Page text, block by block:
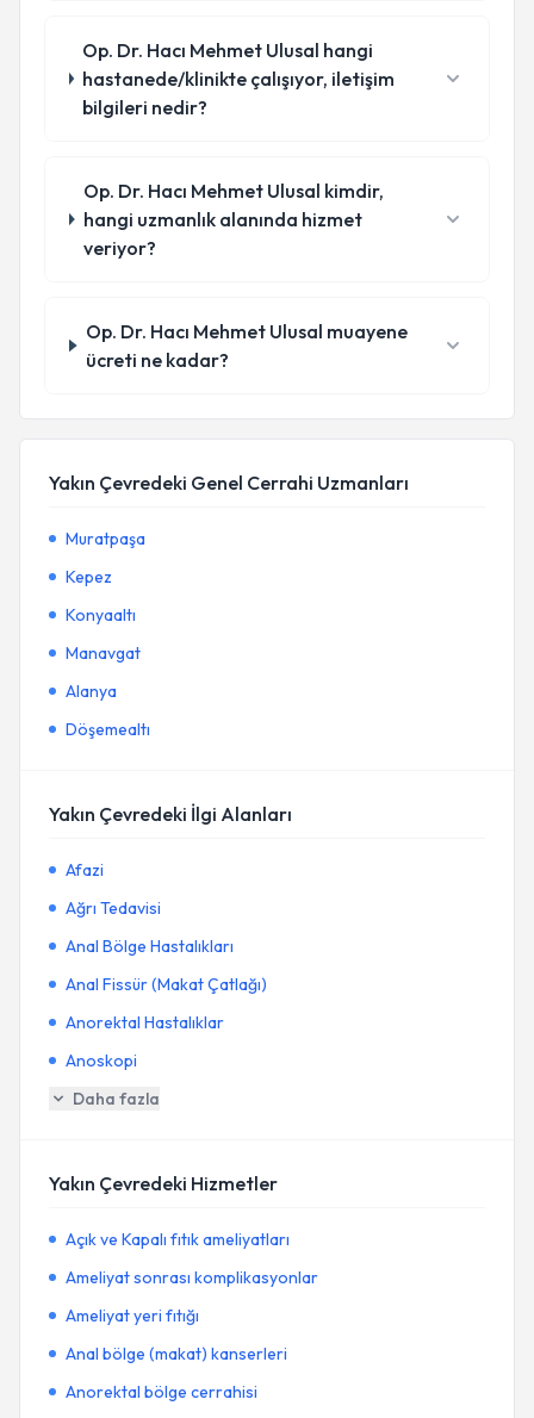
Op. Dr. Hacı Mehmet Ulusal hangi
hastanede/klinikte çalışıyor, iletişim
bilgileri nedir?
Op. Dr. Hacı Mehmet Ulusal kimdir,
hangi uzmanlık alanında hizmet
veriyor?
Op. Dr. Hacı Mehmet Ulusal muayene
ücreti ne kadar?
Yakın Çevredeki Genel Cerrahi Uzmanları
Muratpaşa
Kepez
Konyaaltı
Manavgat
Alanya
Döşemealtı
Yakın Çevredeki İlgi Alanları
Afazi
Ağrı Tedavisi
Anal Bölge Hastalıkları
Anal Fissür (Makat Çatlağı)
Anorektal Hastalıklar
Anoskopi
Daha fazla
Yakın Çevredeki Hizmetler
Açık ve Kapalı fıtık ameliyatları
Ameliyat sonrası komplikasyonlar
Ameliyat yeri fıtığı
Anal bölge (makat) kanserleri
Anorektal bölge cerrahisi